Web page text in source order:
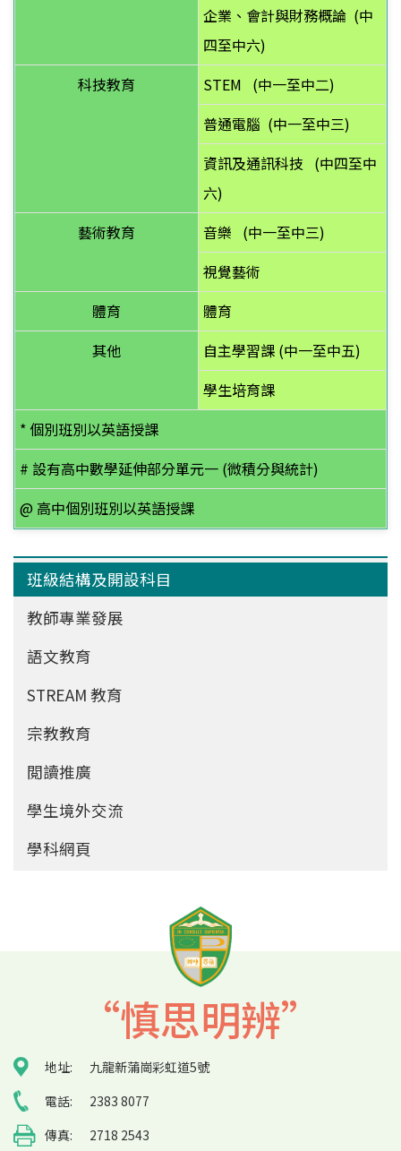
企業、會計與財務概論 (中
四至中六)
科技教育
STEM (中一至中二)
普通電腦 (中一至中三)
資訊及通訊科技 (中四至中
六)
藝術教育
音樂 (中一至中三)
視覺藝術
體育
體育
其他
自主學習課 (中一至中五)
學生培育課
* 個別班別以英語授課
# 設有高中數學延伸部分單元一 (微積分與統計)
@ 高中個別班別以英語授課
Main
navigation
班級結構及開設科目
教師專業發展
語文教育
STREAM 教育
宗教教育
閲讀推廣
學生境外交流
學科網頁
“慎思明辨”
地址:
九龍新蒲崗彩虹道5號
電話:
2383 8077
傳真:
2718 2543